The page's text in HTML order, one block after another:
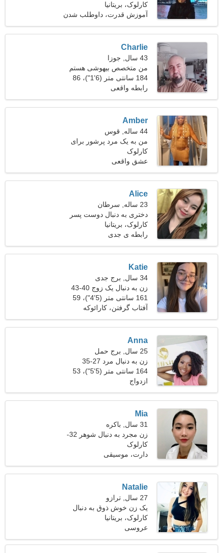
کارلوک، بریتانیا
آموزش قدرت، داوطلب شدن
Charlie
43 سال, جوزا
من متخصص بیهوشی هستم
به یک خانم اجتماعی نیاز دارم
184 سانتی متر (6'1")، 86
کیلوگرم (189 پوند)
رابطه واقعی
Amber
44 ساله, قوس
من به یک مرد پرشور برای
عاشقانه نیاز دارم
کارلوک
عشق واقعی
Alice
23 ساله, سرطان
دختری به دنبال دوست پسر
29-35
کارلوک، بریتانیا
رابطه ی جدی
Katie
34 سال, برج جدی
زن به دنبال یک زوج 40-43
161 سانتی متر (5'4")، 59
کیلوگرم (130 پوند)
آفتاب گرفتن، کارائوکه
Anna
25 سال, برج حمل
زن به دنبال مرد 27-35
164 سانتی متر (5'5")، 53
کیلوگرم (116 پوند)
ازدواج
Mia
31 سال, باکره
زن مجرد به دنبال شوهر 32-
41
کارلوک
دارت، موسیقی
Natalie
27 سال, ترازو
یک زن خوش ذوق به دنبال
رابطه است
کارلوک، بریتانیا
عروسی